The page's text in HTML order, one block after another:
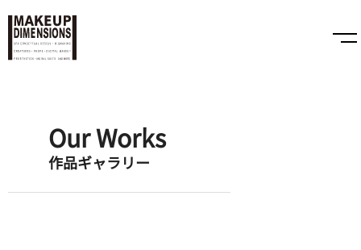
Our Works
作品ギャラリー